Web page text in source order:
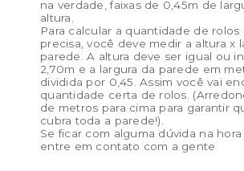
na verdade, faixas de 0,45m de
altura.
Para calcular a quantidade de rolos
precisa, você deve medir a altura x
parede. A altura deve ser igual ou
2,70m e a largura da parede em
dividida por 0,45. Assim você vai
quantidade certa de rolos.
de metros para cima para garantir
cubra toda a parede!).
Se ficar com alguma dúvida na hora
entre em contato com a gente